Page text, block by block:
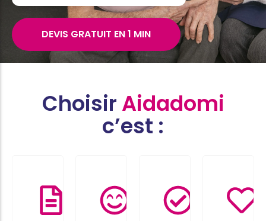
DEVIS GRATUIT EN 1 MIN
Choisir Aidadomi
c’est :